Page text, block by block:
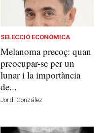
SELECCIÓ ECONÒMICA
Melanoma precoç: quan
preocupar-se per un
lunar i la importància
de...
Jordi González